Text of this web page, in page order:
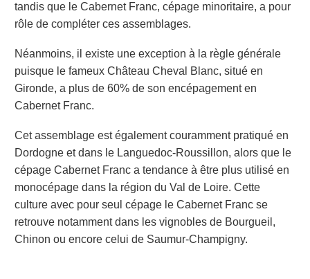
tandis que le Cabernet Franc, cépage minoritaire, a pour
rôle de compléter ces assemblages.
Néanmoins, il existe une exception à la règle générale
puisque le fameux Château Cheval Blanc, situé en
Gironde, a plus de 60% de son encépagement en
Cabernet Franc.
Cet assemblage est également couramment pratiqué en
Dordogne et dans le Languedoc-Roussillon, alors que le
cépage Cabernet Franc a tendance à être plus utilisé en
monocépage dans la région du Val de Loire. Cette
culture avec pour seul cépage le Cabernet Franc se
retrouve notamment dans les vignobles de Bourgueil,
Chinon ou encore celui de Saumur-Champigny.